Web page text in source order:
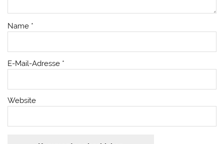
Name *
E-Mail-Adresse *
Website